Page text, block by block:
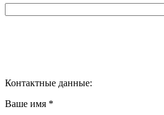
Контактные данные:
Ваше имя *